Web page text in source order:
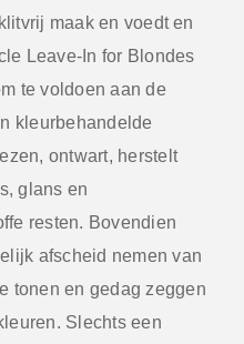
maak en voedt en
Leave-In for Blondes
te voldoen aan de
kleurbehandelde
ontwart, herstelt
glans en
resten. Bovendien
afscheid nemen van
tonen en gedag zeggen
Slechts een